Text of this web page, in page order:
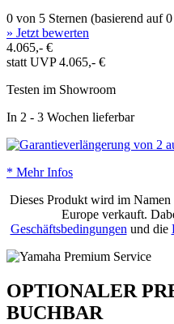
0 von 5 Sternen (basierend auf
» Jetzt bewerten
4.065,- €
statt UVP 4.065,- €
Testen im Showroom
In 2 - 3 Wochen lieferbar
* Mehr Infos
Dieses Produkt wird im
Europe verkauft.
Geschäftsbedingungen und die
OPTIONALER
BUCHBAR